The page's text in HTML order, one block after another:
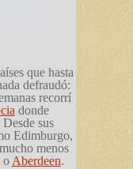
que hasta
defraudó:
recorrí
donde
sus
Edimburgo,
menos
o Aberdeen.